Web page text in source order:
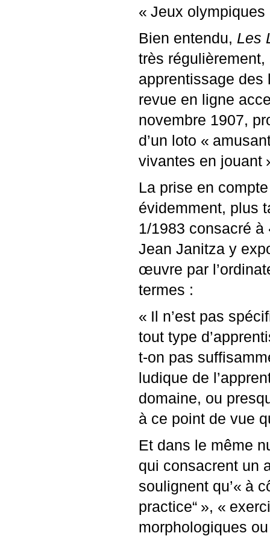
« Jeux
Bien entendu, Les
très
apprentissage des
revue en ligne
novembre 1907,
d’un loto «
vivantes en jouant
La prise en
évidemment, plus
1/1983 consacré à
Jean Janitza y
œuvre par
termes :
« Il n’est pas
tout type
t-on pas
ludique de
domaine, ou
à ce point de vue
Et dans le même
qui consacrent un
soulignent qu’« à
practice“ », «
morphologiques